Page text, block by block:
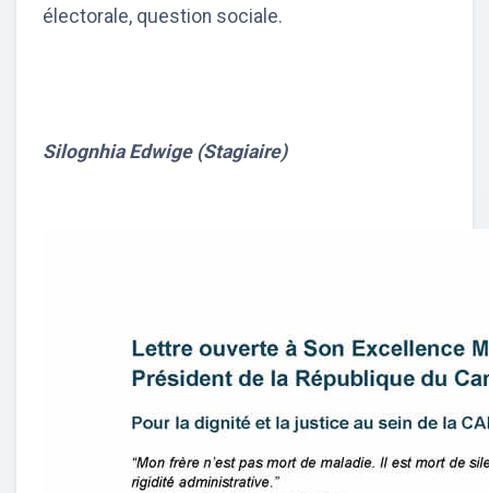
électorale, question sociale.
Silognhia Edwige (Stagiaire)